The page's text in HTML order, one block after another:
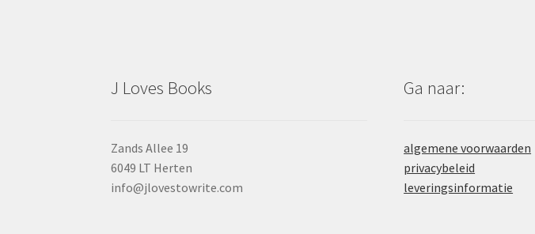
J Loves Books
Zands Allee 19
6049 LT Herten
info@jlovestowrite.com
Ga naar:
algemene voorwaarden
privacybeleid
leveringsinformatie